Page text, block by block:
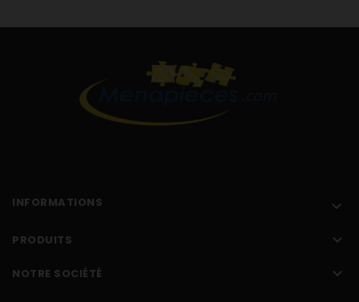
INFORMATIONS 
PRODUITS 
NOTRE SOCIÉTÉ 